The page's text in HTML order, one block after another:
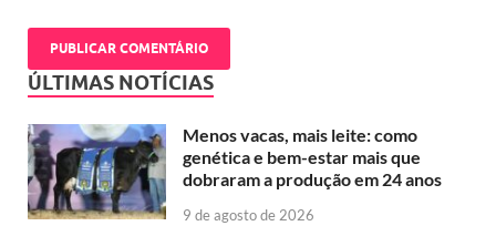
ÚLTIMAS NOTÍCIAS
Menos vacas, mais leite: como
genética e bem-estar mais que
dobraram a produção em 24 anos
9 de agosto de 2026